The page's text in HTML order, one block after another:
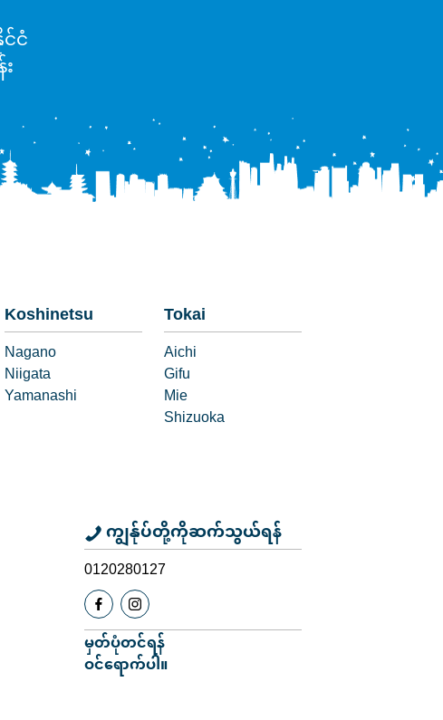
ငံ
Koshinetsu
Nagano
Niigata
Yamanashi
Tokai
Aichi
Gifu
Mie
Shizuoka
ကျွန်ုပ်တို့ကိုဆက်သွယ်ရန်
0120280127
မှတ်ပုံတင်ရန်
ဝင်ရောက်ပါ။